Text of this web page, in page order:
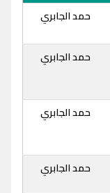
حمد الجابري
حمد الجابري
حمد الجابري
حمد الجابري